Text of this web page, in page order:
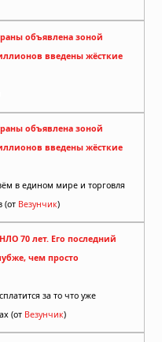
объявлена зоной
введены жёсткие
объявлена зоной
введены жёсткие
в едином мире и торговля
(от Везунчик)
70 лет. Его последний
чем просто
за то что уже
получено. Все мечтают о новых кредитах (от Везунчик)